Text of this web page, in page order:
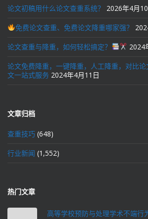
论文初稿用什么论文查重系统？ 2026年4月
免费论文查重、免费论文降重哪家强？
论文查重与降重，如何轻松搞定？ 2024
论文免费降重，一键降重，人工降重，对比
文一站式服务 2024年4月11日
文章归档
查重技巧 (648)
行业新闻 (1,552)
热门文章
高等学校预防与处理学术不端行